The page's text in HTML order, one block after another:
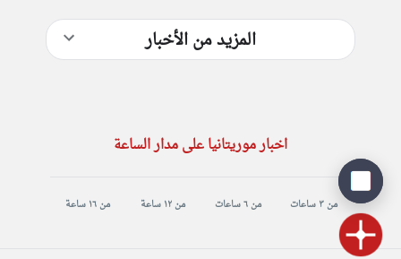
المزيد من الأخبار
اخبار موريتانيا على مدار الساعة
من ٣ ساعات من ٦ ساعات من ١٢ ساعة من ١٦ ساعة